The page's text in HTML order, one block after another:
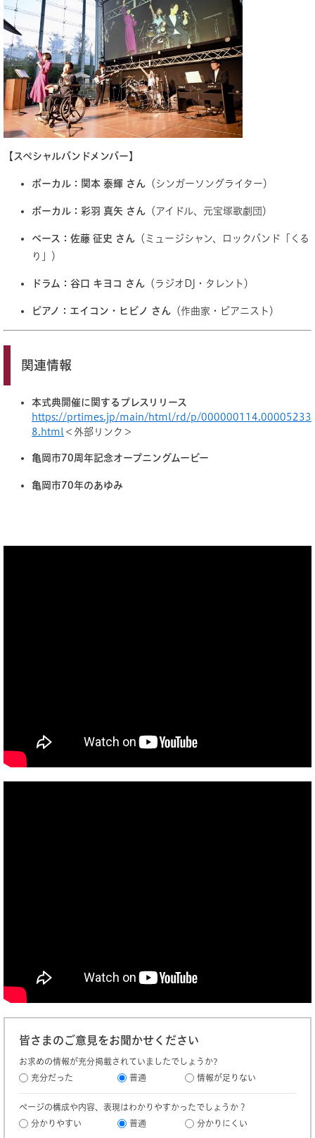
【スペシャルバンドメンバー】
ボーカル：関本 泰輝 さん （シンガーソングライター）
ボーカル：彩羽 真矢 さん （アイドル、元宝塚歌劇団）
ベース：佐藤 征史 さん （ミュージシャン、ロックバンド「くる
り」）
ドラム：谷口 キヨコ さん （ラジオDJ・タレント）
ピアノ：エイコン・ヒビノ さん （作曲家・ピアニスト）
関連情報
本式典開催に関するプレスリリース
https://prtimes.jp/main/html/rd/p/000000114.00005233
8.html ＜外部リンク＞
亀岡市70周年記念オープニングムービー
亀岡市70年のあゆみ
皆さまのご意見をお聞かせください
お求めの情報が充分掲載されていましたでしょうか?
充分だった
普通 情報が足りない
ページの構成や内容、表現はわかりやすかったでしょうか？
分かりやすい
普通 分かりにくい